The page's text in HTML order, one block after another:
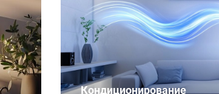
Кондиционирование